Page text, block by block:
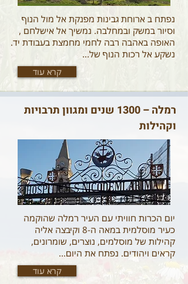
נפתח ב ארוחת גבינות מפנקת אל מול הנוף
וסיור במשק ובמחלבה. נמשיך אל אישלחם ,
האופה באהבה רבה לחמי מחמצת בעבודת יד.
נשקע אל רכות הנוף של...
קרא עוד
רמלה – 1300 שנים ומגוון תרבויות
וקהילות
יום הכרות חוויתי עם העיר רמלה שהוקמה
כעיר מוסלמית במאה ה-8 וקיבצה אליה
קהילות של מוסלמים, נוצרים, שומרונים,
קראים ויהודים. נפתח את היום...
קרא עוד